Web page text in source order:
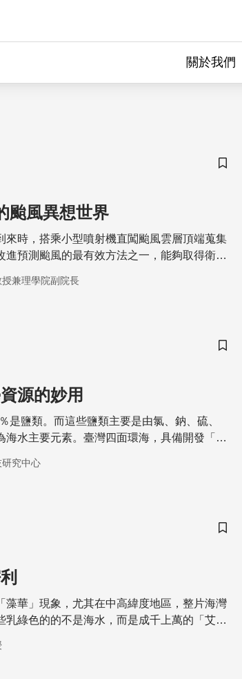
關於我們
儲
颱風異想世界
來時，搭乘小型噴射機直闖颱風雲層頂端蒐集
進預測颱風的最有效方法之一，能夠取得衛星
兼理學院副院長
儲
源的妙用
是鹽類。而這些鹽類主要是由氯、鈉、硫、
海水主要元素。臺灣四面環海，具備開發「藍
究中心
儲
藻華」現象，尤其在中高緯度地區，整片海灣
乳綠色的的不是海水，而是成千上萬的「艾密